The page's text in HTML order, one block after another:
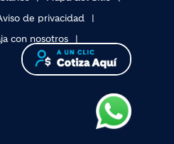
de privacidad
con nosotros